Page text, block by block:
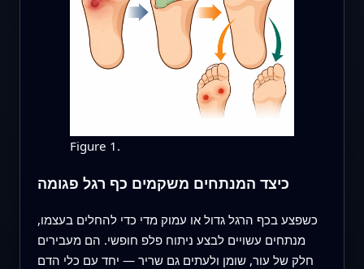
Figure 1.
כיצד המנתחים משקמים כף רגל פגומה
כשפצע בכף הרגל גדול או עמוק מדי כדי להחלים בעצמו,
מנתחים עשויים לבצע ניתוח פלפ חופשי. הם מעבירים
חלק של עור, שומן ולעתים גם שריר — יחד עם כלי הדם